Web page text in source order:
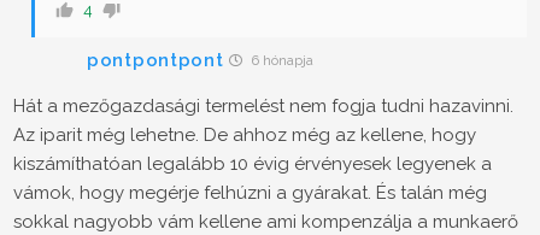
4
pontpontpont 6 hónapja
Hát a mezőgazdasági termelést nem fogja tudni hazavinni.
Az iparit még lehetne. De ahhoz még az kellene, hogy
kiszámíthatóan legalább 10 évig érvényesek legyenek a
vámok, hogy megérje felhúzni a gyárakat. És talán még
sokkal nagyobb vám kellene ami kompenzálja a munkaerő